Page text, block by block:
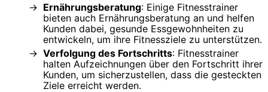
Ernährungsberatung: Einige Fitnesstrainer
bieten auch Ernährungsberatung an und helfen
Kunden dabei, gesunde Essgewohnheiten zu
entwickeln, um ihre Fitnessziele zu unterstützen.
Verfolgung des Fortschritts: Fitnesstrainer
halten Aufzeichnungen über den Fortschritt ihrer
Kunden, um sicherzustellen, dass die gesteckten
Ziele erreicht werden.